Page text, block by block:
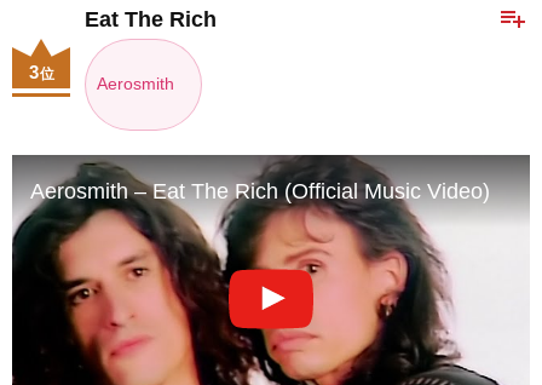
playlist_add
Eat The Rich
Aerosmith
3位
Aerosmith – Eat The Rich (Official Music Video)